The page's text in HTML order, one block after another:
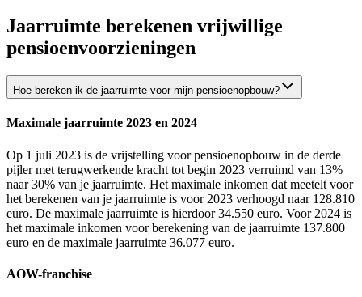
Jaarruimte berekenen vrijwillige
pensioenvoorzieningen
Hoe bereken ik de jaarruimte voor mijn pensioenopbouw?
Maximale jaarruimte 2023 en 2024
Op 1 juli 2023 is de vrijstelling voor pensioenopbouw in de derde
pijler met terugwerkende kracht tot begin 2023 verruimd van 13%
naar 30% van je jaarruimte. Het maximale inkomen dat meetelt voor
het berekenen van je jaarruimte is voor 2023 verhoogd naar 128.810
euro. De maximale jaarruimte is hierdoor 34.550 euro. Voor 2024 is
het maximale inkomen voor berekening van de jaarruimte 137.800
euro en de maximale jaarruimte 36.077 euro.
AOW-franchise